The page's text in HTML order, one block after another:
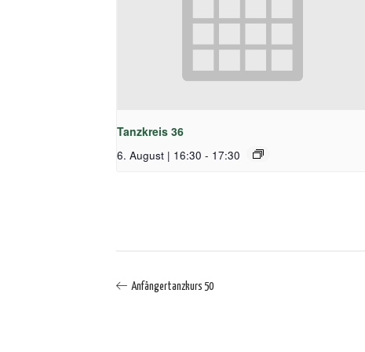
Tanzkreis 36
6. August | 16:30 - 17:30
Anfängertanzkurs 50